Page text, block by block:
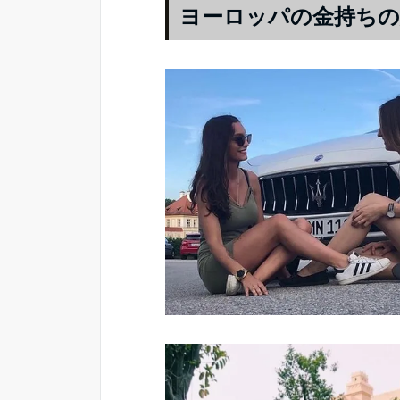
ヨーロッパの金持ち